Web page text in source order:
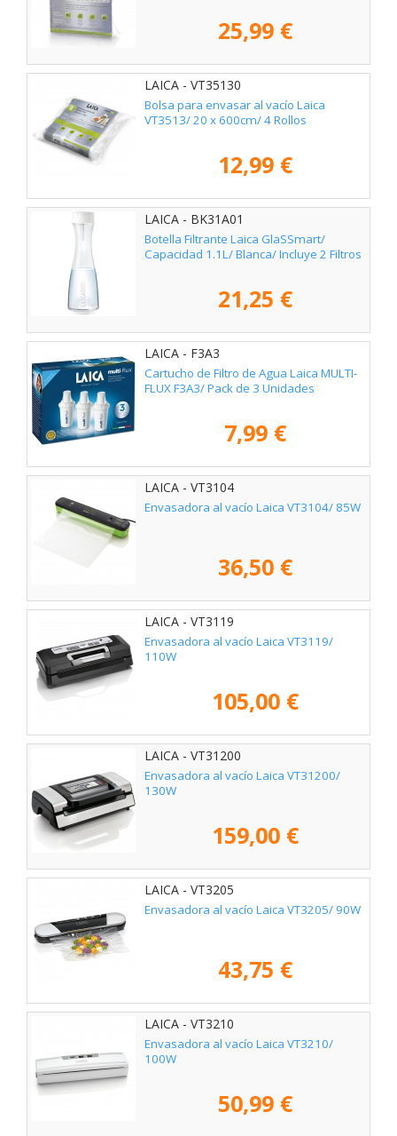
25,99 €
LAICA - VT35130
Bolsa para envasar al vacío Laica
VT3513/ 20 x 600cm/ 4 Rollos
12,99 €
LAICA - BK31A01
Botella Filtrante Laica GlaSSmart/
Capacidad 1.1L/ Blanca/ Incluye 2 Filtros
21,25 €
LAICA - F3A3
Cartucho de Filtro de Agua Laica MULTI-
FLUX F3A3/ Pack de 3 Unidades
7,99 €
LAICA - VT3104
Envasadora al vacío Laica VT3104/ 85W
36,50 €
LAICA - VT3119
Envasadora al vacío Laica VT3119/
110W
105,00 €
LAICA - VT31200
Envasadora al vacío Laica VT31200/
130W
159,00 €
LAICA - VT3205
Envasadora al vacío Laica VT3205/ 90W
43,75 €
LAICA - VT3210
Envasadora al vacío Laica VT3210/
100W
50,99 €